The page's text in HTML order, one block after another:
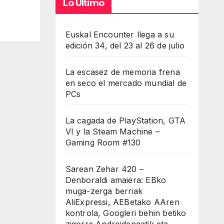
Lo Último
Euskal Encounter llega a su
edición 34, del 23 al 26 de julio
La escasez de memoria frena
en seco el mercado mundial de
PCs
La cagada de PlayStation, GTA
VI y la Steam Machine –
Gaming Room #130
Sarean Zehar 420 –
Denboraldi amaiera: EBko
muga-zerga berriak
AliExpressi, AEBetako AAren
kontrola, Googleri behin betiko